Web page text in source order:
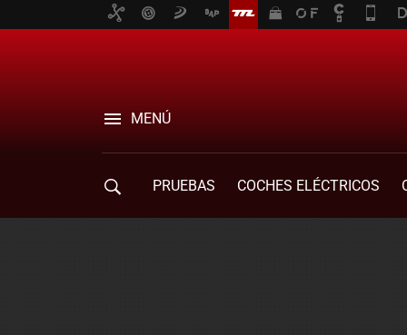
MENÚ
PRUEBAS COCHES ELÉCTRICOS